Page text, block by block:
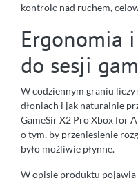
kontrolę nad ruchem,
Ergonomia
do sesji
W codziennym graniu
dłoniach i jak naturalnie
GameSir X2 Pro Xbox for
o tym, by przeniesienie
było możliwie płynne.
W opisie produktu pojawia